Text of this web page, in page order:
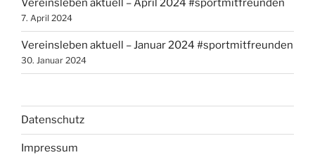
Vereinsleben aktuell – April 2024 #sportmitfreunden
7. April 2024
Vereinsleben aktuell – Januar 2024 #sportmitfreunden
30. Januar 2024
Datenschutz
Impressum